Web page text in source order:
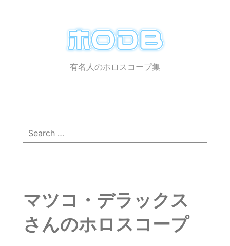
ホ
ロ
有名人のホロスコープ集
Search
for:
マツコ・デラックス
さんのホロスコープ